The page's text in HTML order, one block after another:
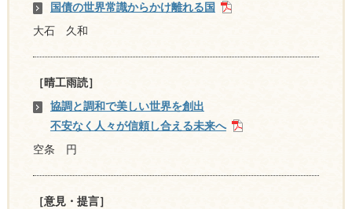
国債の世界常識からかけ離れる国
大石 久和
［晴工雨読］
協調と調和で美しい世界を創出
不安なく人々が信頼し合える未来へ
空条 円
［意見・提言］